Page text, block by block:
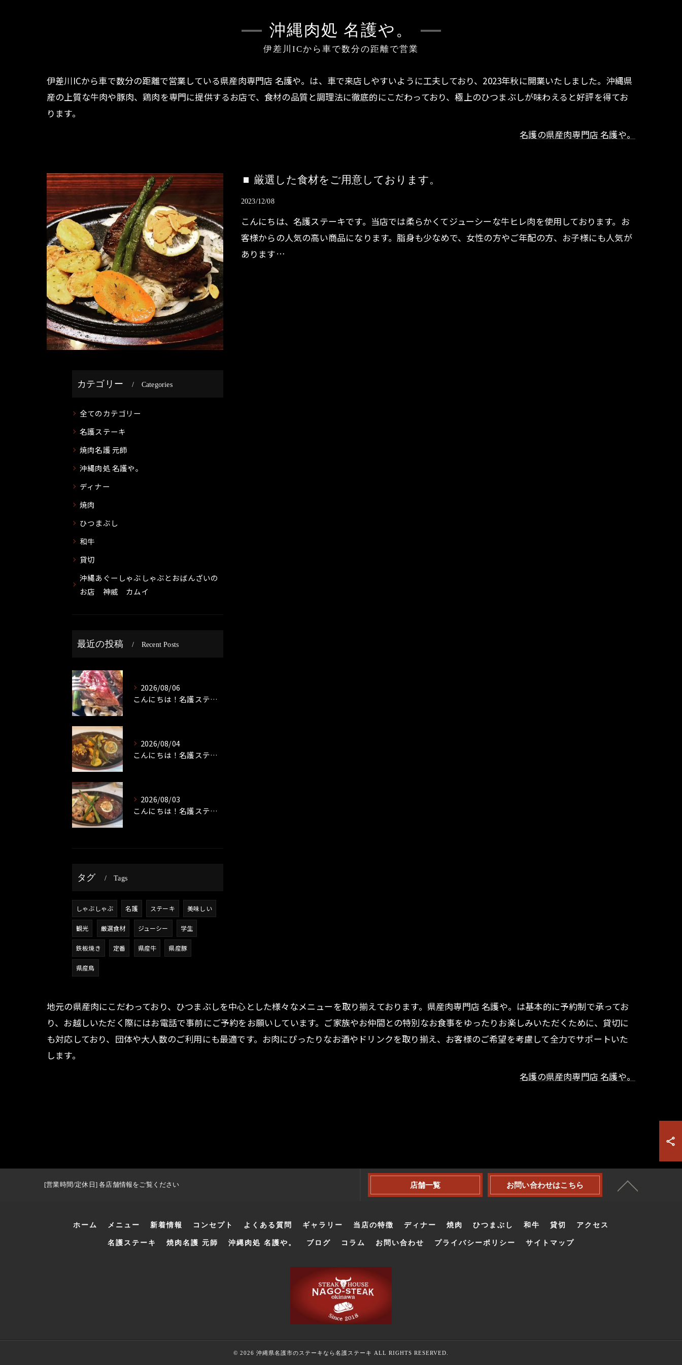
沖縄肉処 名護や。
伊差川ICから車で数分の距離で営業
伊差川ICから車で数分の距離で営業している県産肉専門店 名護や。は、車で来店しやすいように工夫しており、2023年秋に開業いたしました。沖縄県
産の上質な牛肉や豚肉、鶏肉を専門に提供するお店で、食材の品質と調理法に徹底的にこだわっており、極上のひつまぶしが味わえると好評を得てお
ります。
名護の県産肉専門店 名護や。
厳選した食材をご用意しております。
2023/12/08
こんにちは、名護ステーキです。当店では柔らかくてジューシーな牛ヒレ肉を使用しております。お
客様からの人気の高い商品になります。脂身も少なめで、女性の方やご年配の方、お子様にも人気が
あります…
カテゴリー Categories
全てのカテゴリー
名護ステーキ
焼肉名護 元師
沖縄肉処 名護や。
ディナー
焼肉
ひつまぶし
和牛
貸切
沖縄あぐーしゃぶしゃぶとおばんざいの
お店 神威 カムイ
最近の投稿 Recent Posts
2026/08/06
こんにちは！名護ステーキです！
2026/08/04
こんにちは！名護ステーキです！
2026/08/03
こんにちは！名護ステーキです！
タグ Tags
しゃぶしゃぶ 名護 ステーキ 美味しい
観光 厳選食材 ジューシー 学生
鉄板焼き 定番 県産牛 県産豚
県産鳥
地元の県産肉にこだわっており、ひつまぶしを中心とした様々なメニューを取り揃えております。県産肉専門店 名護や。は基本的に予約制で承ってお
り、お越しいただく際にはお電話で事前にご予約をお願いしています。ご家族やお仲間との特別なお食事をゆったりお楽しみいただくために、貸切に
も対応しており、団体や大人数のご利用にも最適です。お肉にぴったりなお酒やドリンクを取り揃え、お客様のご希望を考慮して全力でサポートいた
します。
名護の県産肉専門店 名護や。
[営業時間/定休日] 各店舗情報をご覧ください 店舗一覧 お問い合わせはこちら
ホーム メニュー 新着情報 コンセプト よくある質問 ギャラリー 当店の特徴 ディナー 焼肉 ひつまぶし 和牛 貸切 アクセス
名護ステーキ 焼肉名護 元師 沖縄肉処 名護や。 ブログ コラム お問い合わせ プライバシーポリシー サイトマップ
© 2026 沖縄県名護市のステーキなら名護ステーキ ALL RIGHTS RESERVED.